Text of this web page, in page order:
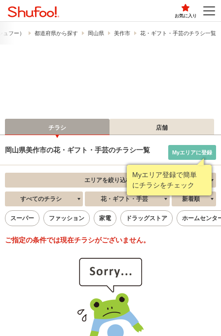
お気に入り
フー） 都道府県から探す 岡山県 美作市 花・ギフト・手芸のチラシ一覧
チラシ 店舗
岡山県美作市の花・ギフト・手芸のチラシ一覧
Myエリア登録で簡単
にチラシをチェック
Myエリアに登録
エリアを絞り込む
すべてのチラシ 花・ギフト・手芸 新着順
スーパー ファッション 家電 ドラッグストア ホームセンタ
ご指定の条件では現在チラシがございません。